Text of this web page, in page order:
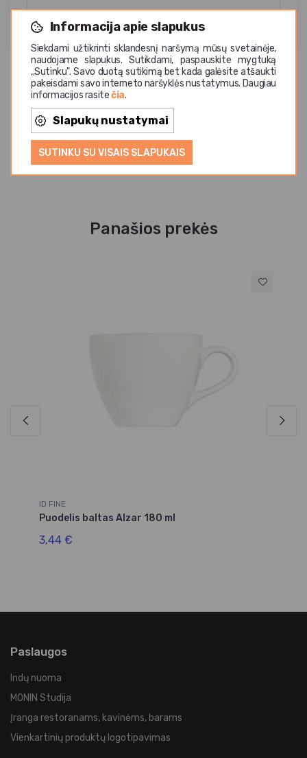
Informacija apie slapukus
Siekdami užtikrinti sklandesnį naršymą mūsų svetainėje,
naudojame slapukus. Sutikdami, paspauskite mygtuką
,,Sutinku". Savo duotą sutikimą bet kada galėsite atšaukti
pakeisdami savo interneto naršyklės nustatymus. Daugiau
informacijos rasitečia.
Slapukų nustatymai
SUTINKU SU VISAIS SLAPUKAIS
Panašios prekės
ID FINE
Puodelis baltas Alzar 180 ml
3,44 €
Paslaugos
Indų nuoma
MONIN Studija
Įranga restoranams, kavinėms, barams
Vienkartinių produktų logotipavimas